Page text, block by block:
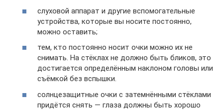
слуховой аппарат и другие вспомогательные
устройства, которые вы носите постоянно,
можно оставить;
тем, кто постоянно носит очки можно их не
снимать. На стёклах не должно быть бликов, это
достигается определённым наклоном головы или
съёмкой без вспышки.
солнцезащитные очки с затемнёнными стёклами
придётся снять — глаза должны быть хорошо